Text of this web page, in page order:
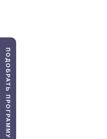
ПОДОБРАТЬ ПРОГРАММУ